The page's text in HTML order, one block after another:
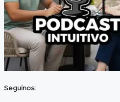
Seguinos: